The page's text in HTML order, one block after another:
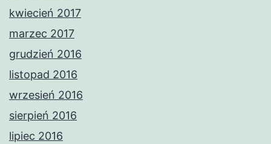
kwiecień 2017
marzec 2017
grudzień 2016
listopad 2016
wrzesień 2016
sierpień 2016
lipiec 2016